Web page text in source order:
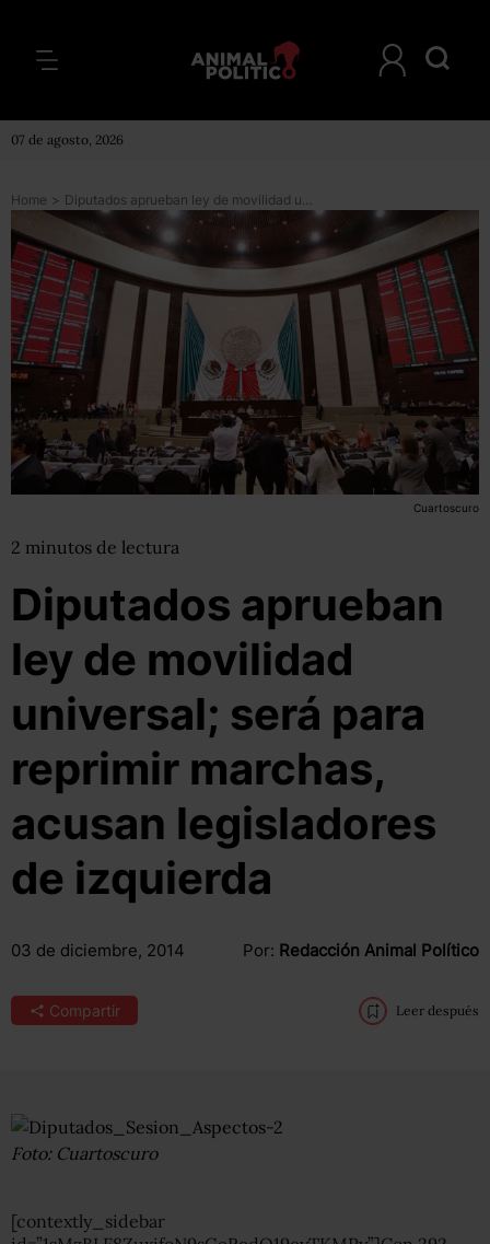
07 de agosto, 2026
Home > Diputados aprueban ley de movilidad universal; será para reprimir marchas, acusan legisladores de izquierda
Cuartoscuro
2 minutos de lectura
Diputados aprueban
ley de movilidad
universal; será para
reprimir marchas,
acusan legisladores
de izquierda
03 de diciembre, 2014 Por: Redacción Animal Político
Compartir Leer después
Foto: Cuartoscuro
[contextly_sidebar